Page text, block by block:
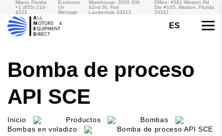
Miami, Florida
+1 (855) 214-
4222
Envíenos
Un
Mensaje
Warehouse: 3026 SW
42nd St, Fort
Lauderdale 33312
Office: 4581 Weston Rd
Ste #105, Weston, Florida
33331
ES
Bomba de proceso
API SCE
Inicio Productos
Bombas
Bombas en voladizo
Bomba de proceso API SCE